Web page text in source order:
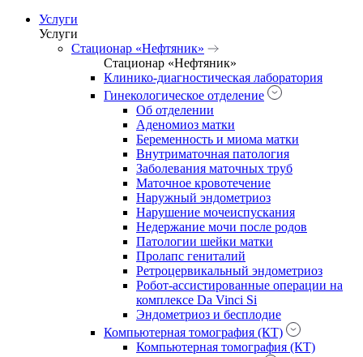
Услуги
Услуги
Стационар «Нефтяник»
Стационар «Нефтяник»
Клинико-диагностическая лаборатория
Гинекологическое отделение
Об отделении
Аденомиоз матки
Беременность и миома матки
Внутриматочная патология
Заболевания маточных труб
Маточное кровотечение
Наружный эндометриоз
Нарушение мочеиспускания
Недержание мочи после родов
Патологии шейки матки
Пролапс гениталий
Ретроцервикальный эндометриоз
Робот-ассистированные операции на
комплексе Da Vinci Si
Эндометриоз и бесплодие
Компьютерная томография (КТ)
Компьютерная томография (КТ)